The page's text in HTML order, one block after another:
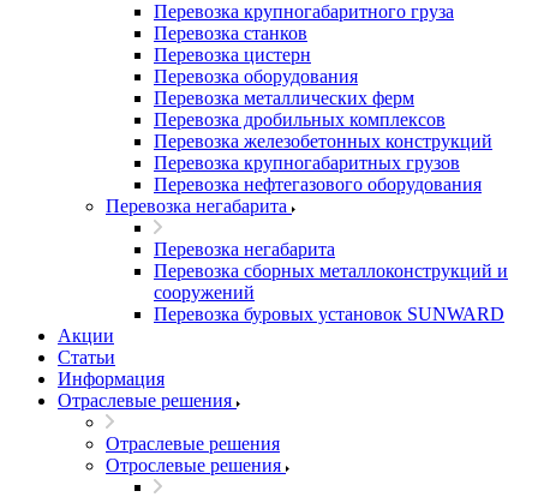
Перевозка крупногабаритного груза
Перевозка станков
Перевозка цистерн
Перевозка оборудования
Перевозка металлических ферм
Перевозка дробильных комплексов
Перевозка железобетонных конструкций
Перевозка крупногабаритных грузов
Перевозка нефтегазового оборудования
Перевозка негабарита
Перевозка негабарита
Перевозка сборных металлоконструкций и
сооружений
Перевозка буровых установок SUNWARD
Акции
Статьи
Информация
Отраслевые решения
Отраслевые решения
Отрослевые решения